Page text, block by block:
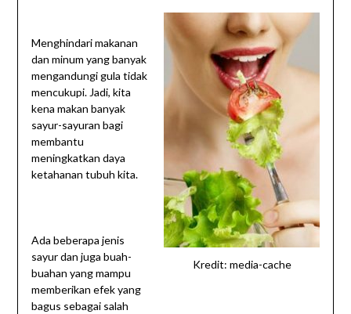
Kredit: media-cache
Menghindari makanan
dan minum yang banyak
mengandungi gula tidak
mencukupi. Jadi, kita
kena makan banyak
sayur-sayuran bagi
membantu
meningkatkan daya
ketahanan tubuh kita.
Ada beberapa jenis
sayur dan juga buah-
buahan yang mampu
memberikan efek yang
bagus sebagai salah